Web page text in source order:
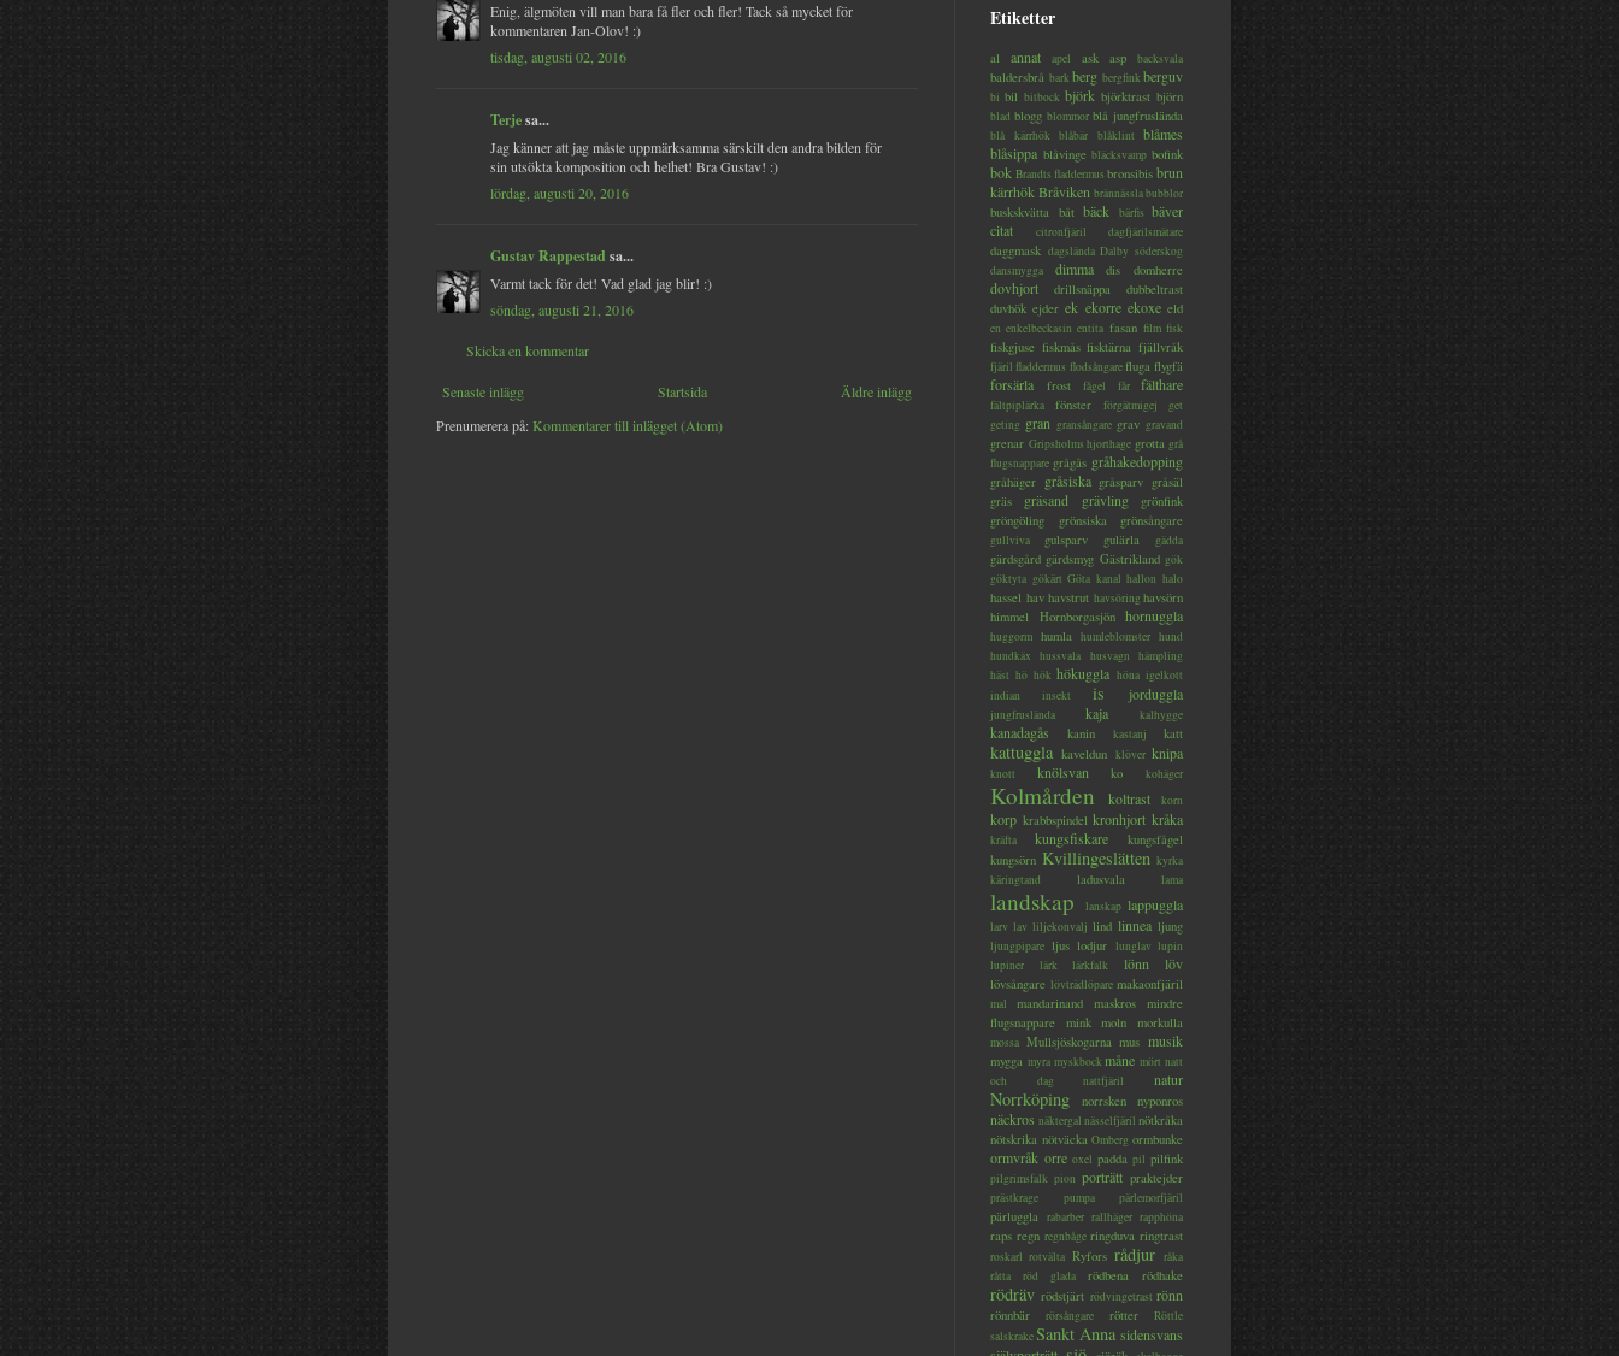
Enig, älgmöten vill man bara få fler och fler! Tack så mycket för
kommentaren Jan-Olov! :)
tisdag, augusti 02, 2016
Terjesa...
Jag känner att jag måste uppmärksamma särskilt den andra bilden för
sin utsökta komposition och helhet! Bra Gustav! :)
lördag, augusti 20, 2016
Gustav Rappestad sa...
Varmt tack för det! Vad glad jag blir! :)
söndag, augusti 21, 2016
Skicka en kommentar
Senaste inlägg Äldre inlägg
Startsida
Prenumerera på: Kommentarer till inlägget (Atom)
Etiketter
al annat apel ask asp backsvala
baldersbrå barkberg bergfinkberguv
bi bil bitbock björk björktrast björn
blad blogg blommor blå jungfruslända
blå kärrhök blåbär blåklint
blåmes
blåsippa blåvinge bläcksvamp bofink
bok Brandts fladdermus bronsibis brun
kärrhökBråviken brännässlabubblor
buskskvätta båt bäck bärfis bäver
citat
citronfjäril dagfjärilsmätare
daggmask dagslända Dalby söderskog
dansmygga
dimma dis domherre
dovhjort drillsnäppa
dubbeltrast
duvhök ejder ek ekorre ekoxe eld
en enkelbeckasin entita fasan film fisk
fiskgjuse fiskmås fisktärna fjällvråk
fjäril fladdermus flodsångarefluga flygfä
forsärla frost fågel får fälthare
fältpiplärka fönster förgätmigej
get
geting gran gransångare grav gravand
grenar Gripsholms hjorthage grotta grå
flugsnappare grågås gråhakedopping
gråhäger gråsiska gråsparv gråsäl
gräs
gräsand grävling
grönfink
gröngöling
grönsiska grönsångare
gullviva gulsparv gulärla gädda
gärdsgård gärdsmyg Gästrikland gök
göktyta gökärt Göta kanal hallon halo
hassel hav havstrut havsöring havsörn
himmel
Hornborgasjön hornuggla
huggorm humla humleblomster hund
hundkäx
hussvala husvagn
hämpling
häst hö hök hökuggla höna igelkott
indian
insekt is jorduggla
jungfruslända kaja kalhygge
kanadagås kanin kastanj katt
kattuggla kaveldun klöver knipa
knott knölsvan ko kohäger
Kolmården koltrast korn
korp krabbspindel kronhjort kråka
kräfta kungsfiskare
kungsfågel
kungsörn Kvillingeslätten kyrka
käringtand
ladusvala lama
landskap lanskap lappuggla
larv lav liljekonvalj lind linnea ljung
ljungpipare ljus lodjur lunglav lupin
lupiner
lärk lärkfalk lönn löv
lövsångare lövträdlöpare makaonfjäril
mal mandarinand maskros
mindre
flugsnappare
mink moln morkulla
mossa Mullsjöskogarna mus musik
mygga myra myskbock måne mört natt
och dag
nattfjäril natur
Norrköping norrsken nyponros
näckros näktergal nässelfjäril nötkråka
nötskrika nötväcka Omberg ormbunke
ormvråk orre oxel padda pil pilfink
pilgrimsfalk pion porträtt praktejder
prästkrage pumpa pärlemorfjäril
pärluggla rabarber rallhäger rapphöna
raps regn regnbåge ringduva ringtrast
roskarl rotvälta Ryfors rådjur råka
råtta
röd glada rödbena rödhake
rödräv rödstjärt rödvingetrast rönn
rönnbär rörsångare rötter
Röttle
salskrakeSankt Anna sidensvans